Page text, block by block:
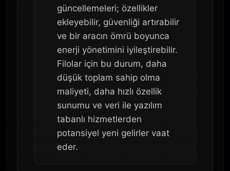
güncellemeleri; özellikler
ekleyebilir, güvenliği artırabilir
ve bir aracın ömrü boyunca
enerji yönetimini iyileştirebilir.
Filolar için bu durum, daha
düşük toplam sahip olma
maliyeti, daha hızlı özellik
sunumu ve veri ile yazılım
tabanlı hizmetlerden
potansiyel yeni gelirler vaat
eder.